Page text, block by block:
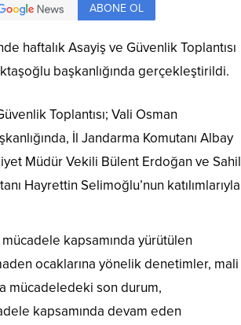
ABONE OL
haftalık Asayiş ve Güvenlik Toplantısı
başkanlığında gerçekleştirildi.
Toplantısı; Vali Osman
İl Jandarma Komutanı Albay
Müdür Vekili Bülent Erdoğan ve Sahil
Hayrettin Selimoğlu’nun katılımlarıyla
kapsamında yürütülen
ocaklarına yönelik denetimler, mali
mücadeledeki son durum,
kapsamında devam eden